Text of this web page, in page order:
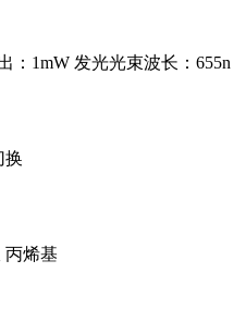
：1mW 发光光束波长：655n
换
丙烯基